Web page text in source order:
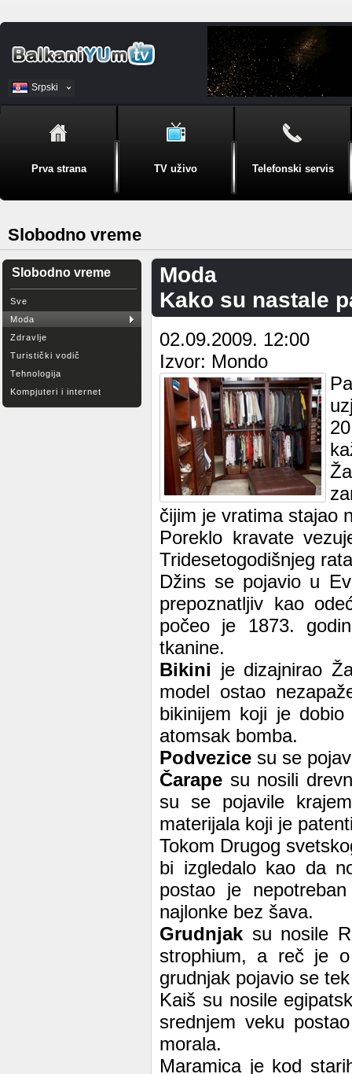
Srpski
BiH
Prva strana TV uživo Telefonski servis
Slobodno vreme
Slobodno vreme
Sve
Moda
Zdravlje
Turistički vodič
Tehnologija
Kompjuteri i internet
Moda
Kako su nastale
02.09.2009. 12:00
Izvor: Mondo
čijim je vratima stajao
Poreklo kravate
Tridesetogodišnjeg
Džins se pojavio u
prepoznatljiv kao
počeo je 1873.
tkanine.
Bikini je dizajnirao
model ostao
bikinijem koji je
atomsak bomba.
Podvezice su se
Čarape su nosili
su se pojavile
materijala koji je
Tokom Drugog
bi izgledalo kao da
postao je
najlonke bez šava.
Grudnjak su nosile
strophium, a reč je
grudnjak pojavio se
Kaiš su nosile
srednjem veku
morala.
Maramica je kod